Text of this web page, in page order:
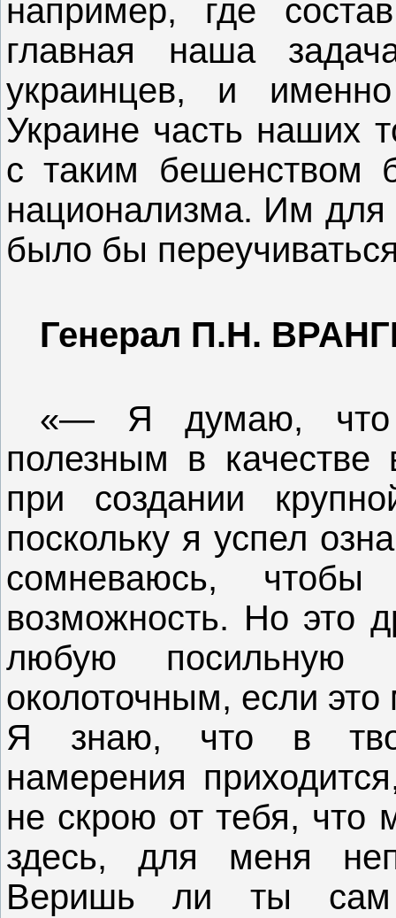
например, где
главная наша
украинцев, и
Украине часть наших
с таким бешенством
национализма. Им для
было бы
Генерал П.Н.
«— Я думаю, что
полезным в качестве
при создании
поскольку я успел
сомневаюсь,
возможность. Но это
любую
околоточным, если
Я знаю, что в
намерения
не скрою от тебя, что
здесь, для меня
Веришь ли ты сам